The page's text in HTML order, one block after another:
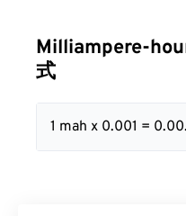
Milliampere-
式
1 mah x 0.001 =